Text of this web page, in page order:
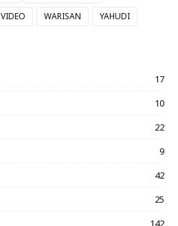
VIDEO WARISAN
YAHUDI
17
10
22
9
42
25
142